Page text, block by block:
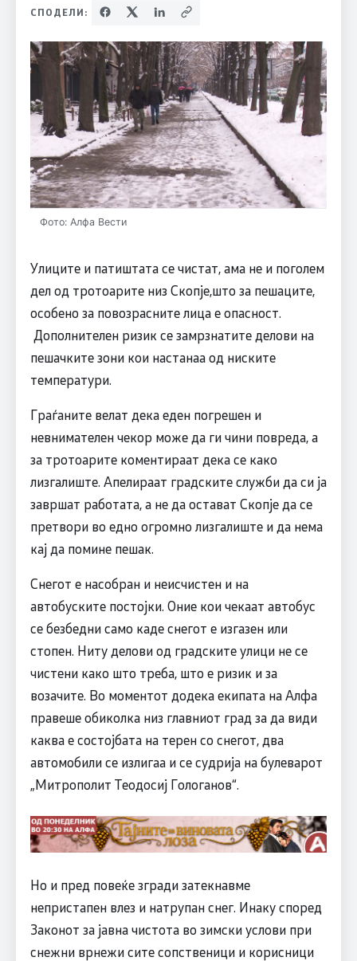
СПОДЕЛИ:
Фото: Алфа Вести
Улиците и патиштата се чистат, ама не и поголем
дел од тротоарите низ Скопје,што за пешаците,
особено за повозрасните лица е опасност.
Дополнителен ризик се замрзнатите делови на
пешачките зони кои настанаа од ниските
температури.
Граѓаните велат дека еден погрешен и
невнимателен чекор може да ги чини повреда, а
за тротоарите коментираат дека се како
лизгалиште. Апелираат градските служби да си ја
завршат работата, а не да остават Скопје да се
претвори во едно огромно лизгалиште и да нема
кај да помине пешак.
Снегот е насобран и неисчистен и на
автобуските постојки. Оние кои чекаат автобус
се безбедни само каде снегот е изгазен или
стопен. Ниту делови од градските улици не се
чистени како што треба, што е ризик и за
возачите. Во моментот додека екипата на Алфа
правеше обиколка низ главниот град за да види
каква е состојбата на терен со снегот, два
автомобили се излигаа и се судрија на булеварот
„Митрополит Теодосиј Гологанов“.
Но и пред повеќе згради затекнавме
непристапен влез и натрупан снег. Инаку според
Законот за јавна чистота во зимски услови при
снежни врнежи сите сопственици и корисници